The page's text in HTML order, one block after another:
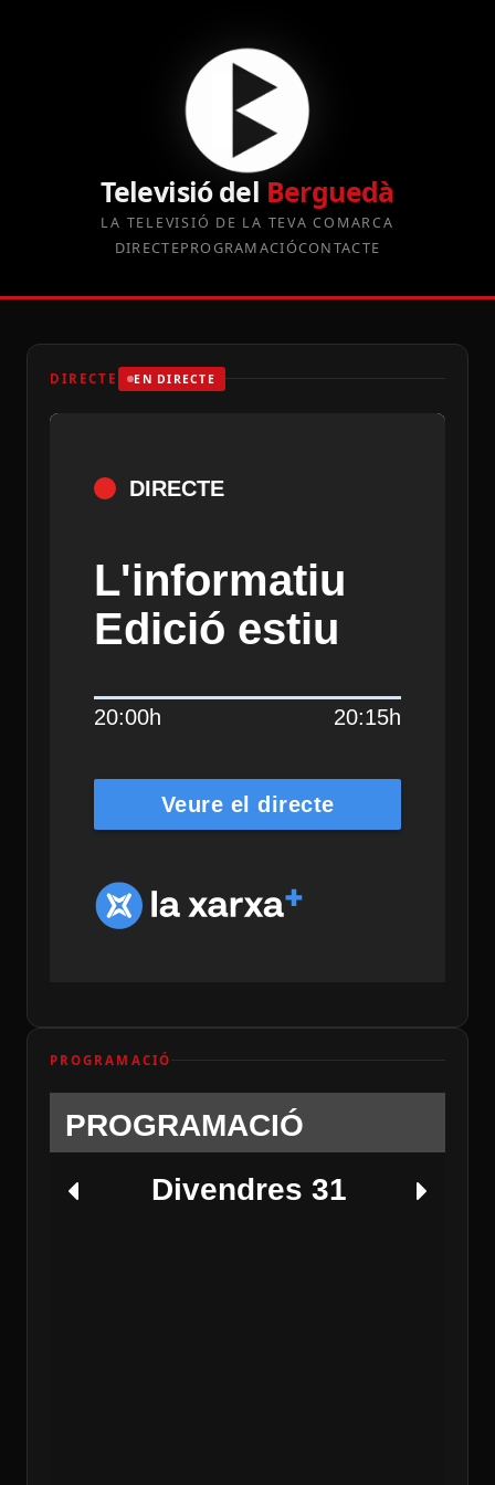
Televisió del Berguedà
LA TELEVISIÓ DE LA TEVA COMARCA
DIRECTEPROGRAMACIÓCONTACTE
DIRECTE EN DIRECTE
DIRECTE
L'informatiu
Edició estiu
20:00h 20:15h
Veure el directe
PROGRAMACIÓ
PROGRAMACIÓ
Divendres 31